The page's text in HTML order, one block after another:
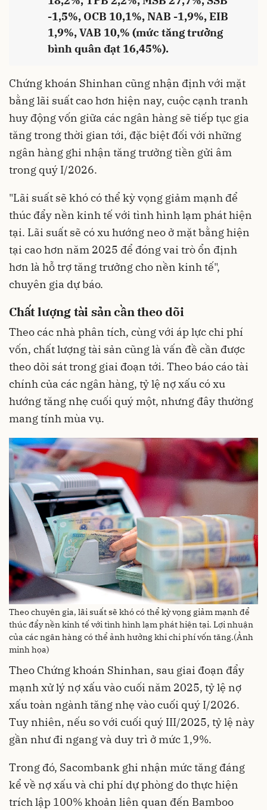
-1,5%, OCB 10,1%, NAB -1,9%, EIB
1,9%, VAB 10,% (mức tăng trưởng
bình quân đạt 16,45%).
Chứng khoán Shinhan cũng nhận định với mặt
bằng lãi suất cao hơn hiện nay, cuộc cạnh tranh
huy động vốn giữa các ngân hàng sẽ tiếp tục gia
tăng trong thời gian tới, đặc biệt đối với những
ngân hàng ghi nhận tăng trưởng tiền gửi âm
trong quý I/2026.
"Lãi suất sẽ khó có thể kỳ vọng giảm mạnh để
thúc đẩy nền kinh tế với tình hình lạm phát hiện
tại. Lãi suất sẽ có xu hướng neo ở mặt bằng hiện
tại cao hơn năm 2025 để đóng vai trò ổn định
hơn là hỗ trợ tăng trưởng cho nền kinh tế",
chuyên gia dự báo.
Chất lượng tài sản cần theo dõi
Theo các nhà phân tích, cùng với áp lực chi phí
vốn, chất lượng tài sản cũng là vấn đề cần được
theo dõi sát trong giai đoạn tới. Theo báo cáo tài
chính của các ngân hàng, tỷ lệ nợ xấu có xu
hướng tăng nhẹ cuối quý một, nhưng đây thường
mang tính mùa vụ.
Theo chuyên gia, lãi suất sẽ khó có thể kỳ vọng giảm mạnh để
thúc đẩy nền kinh tế với tình hình lạm phát hiện tại. Lợi nhuận
của các ngân hàng có thể ảnh hưởng khi chi phí vốn tăng.(Ảnh
minh họa)
Theo Chứng khoán Shinhan, sau giai đoạn đẩy
mạnh xử lý nợ xấu vào cuối năm 2025, tỷ lệ nợ
xấu toàn ngành tăng nhẹ vào cuối quý I/2026.
Tuy nhiên, nếu so với cuối quý III/2025, tỷ lệ này
gần như đi ngang và duy trì ở mức 1,9%.
Trong đó, Sacombank ghi nhận mức tăng đáng
kể về nợ xấu và chi phí dự phòng do thực hiện
trích lập 100% khoản liên quan đến Bamboo